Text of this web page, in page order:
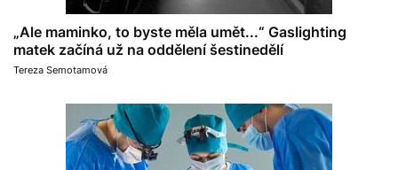
„Ale maminko, to byste měla umět...“ Gaslighting
matek začíná už na oddělení šestinedělí
Tereza Semotamová